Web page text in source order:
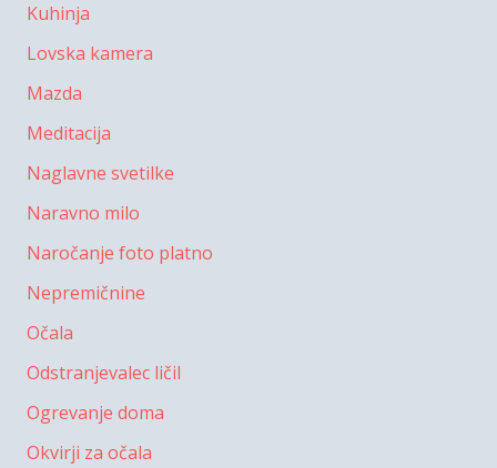
Kuhinja
Lovska kamera
Mazda
Meditacija
Naglavne svetilke
Naravno milo
Naročanje foto platno
Nepremičnine
Očala
Odstranjevalec ličil
Ogrevanje doma
Okvirji za očala